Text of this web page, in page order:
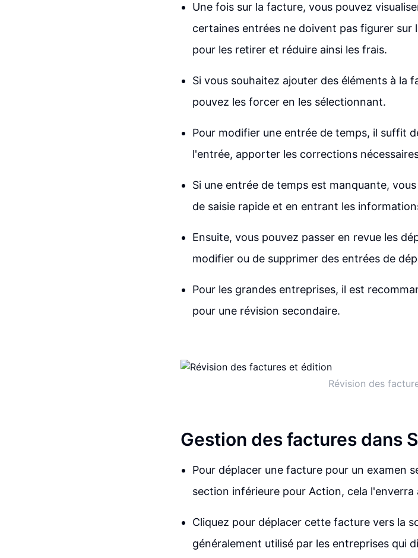
Une fois sur la facture, vous pouvez
certaines entrées ne doivent pas figurer
pour les retirer et réduire ainsi les frais.
Si vous souhaitez ajouter des éléments à la
pouvez les forcer en les sélectionnant.
Pour modifier une entrée de temps, il suffit
l'entrée, apporter les corrections
Si une entrée de temps est manquante,
de saisie rapide et en entrant les
Ensuite, vous pouvez passer en revue les
modifier ou de supprimer des entrées de
Pour les grandes entreprises, il est
pour une révision secondaire.
Révision des
Gestion des factures dans
Pour déplacer une facture pour un examen
section inférieure pour Action, cela
Cliquez pour déplacer cette facture vers la
généralement utilisé par les entreprises qui